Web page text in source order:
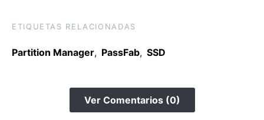
ETIQUETAS RELACIONADAS
Partition Manager, PassFab, SSD
Ver Comentarios (0)